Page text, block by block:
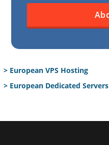
> European VPS Hosting
> European Dedicated Servers